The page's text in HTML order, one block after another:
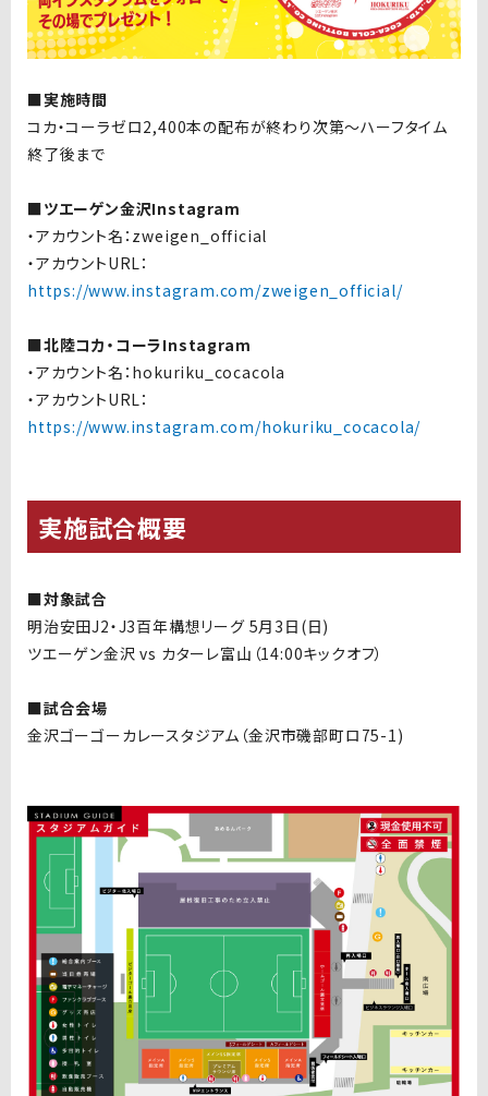
■実施時間
コカ・コーラゼロ2,400本の配布が終わり次第〜ハーフタイム
終了後まで
■ツエーゲン金沢Instagram
・アカウント名：zweigen_official
・アカウントURL：
https://www.instagram.com/zweigen_official/
■北陸コカ・コーラInstagram
・アカウント名：hokuriku_cocacola
・アカウントURL：
https://www.instagram.com/hokuriku_cocacola/
実施試合概要
■対象試合
明治安田J2・J3百年構想リーグ 5月3日(日)
ツエーゲン金沢 vs カターレ富山（14:00キックオフ）
■試合会場
金沢ゴーゴーカレースタジアム（金沢市磯部町ロ75-1)